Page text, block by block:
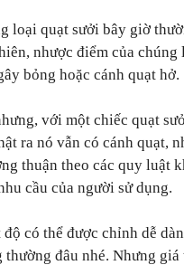
loại quạt sưởi bây giờ
nhược điểm của
bỏng hoặc cánh quạt hở.
với một chiếc quạt
ra nó vẫn có cánh quạt,
thuận theo các quy luật
cầu của người sử dụng.
có thể được chỉnh dễ
thường đâu nhé. Nhưng